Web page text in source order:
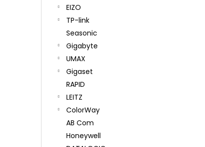
EIZO
TP-link
Seasonic
Gigabyte
UMAX
Gigaset
RAPID
LEITZ
ColorWay
AB Com
Honeywell